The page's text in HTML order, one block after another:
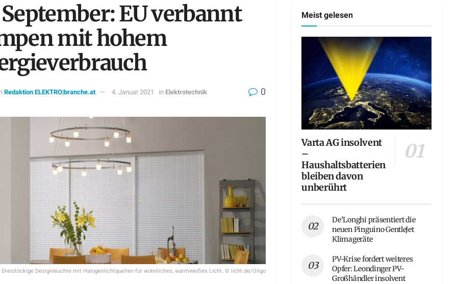
EU verbannt
mit hohem
Redaktion ELEKTRO|branche.at 4. Januar 2021 in Elektrotechnik 0
Dreistöckige Designleuchte mit Halogenlichtquellen für wohnliches, warmweißes Licht. © licht.de/Oligo
Meist gelesen
Varta AG insolvent
–
Haushaltsbatterien
bleiben davon
unberührt
De’Longhi präsentiert die
neuen Pinguino GentleJet
Klimageräte
PV-Krise fordert weiteres
Opfer: Leondinger PV-
Großhändler insolvent